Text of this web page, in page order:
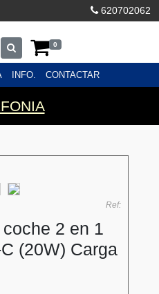
620702062
0
INFO. CONTACTAR
Ref:
2 en 1
(20W) Carga